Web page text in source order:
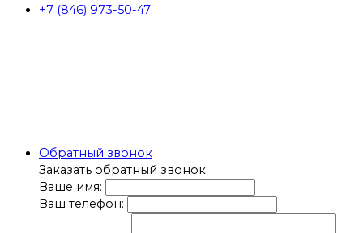
+7 (846) 973-50-47
Обратный звонок
Заказать обратный звонок
Ваше имя:
Ваш телефон: